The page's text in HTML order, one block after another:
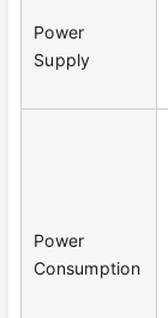
Power
Supply
Power
Consumption